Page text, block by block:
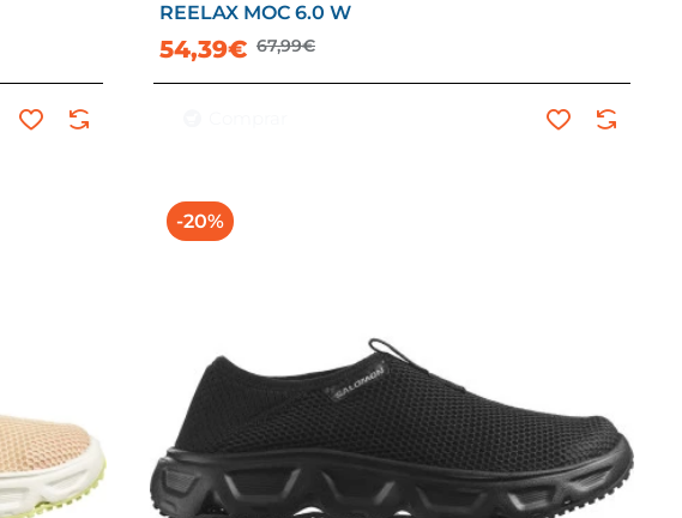
REELAX MOC 6.0 W
54,39€ 67,99€
-20%